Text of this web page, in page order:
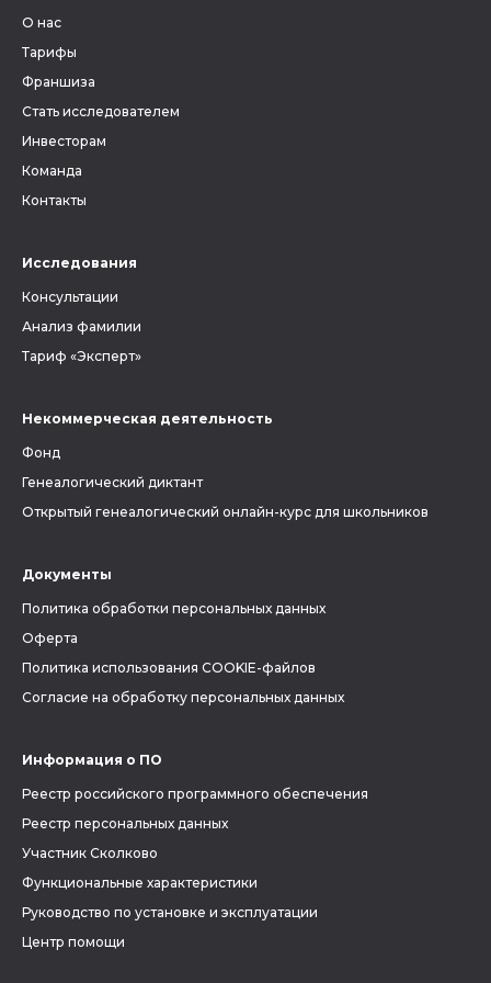
документы, связанные с
людьми, которых вы ищете.
О нас
Тарифы
Франшиза
Стать исследователем
Инвесторам
Команда
Контакты
Исследования
Консультации
Анализ фамилии
Тариф «Эксперт»
Некоммерческая деятельность
Фонд
Генеалогический диктант
Открытый генеалогический онлайн-курс для школьников
Документы
Политика обработки персональных данных
Оферта
Политика использования COOKIE-файлов
Согласие на обработку персональных данных
Информация о ПО
Реестр российского программного обеспечения
Реестр персональных данных
Участник Сколково
Функциональные характеристики
Руководство по установке и эксплуатации
Центр помощи